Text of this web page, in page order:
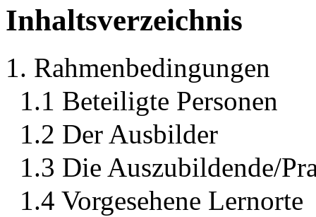
Inhaltsverzeichnis
1. Rahmenbedingungen
1.1 Beteiligte Personen
1.2 Der Ausbilder
1.3 Die Auszubildende/
1.4 Vorgesehene Lernorte